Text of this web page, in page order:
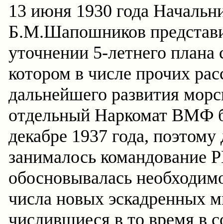
13 июня 1930 года
Б.М.Шапошников
уточнении 5-летнего
котором в числе прочих
дальнейшего развития
отдельный Наркомат ВМФ
декабре 1937 года,
занималось командование
обосновывалась
числа новых эскадренных
числившиеся в то время в